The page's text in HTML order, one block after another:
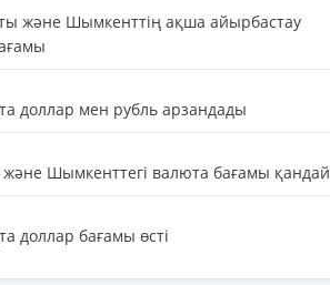
және Шымкенттің ақша айырбастау
доллар мен рубль арзандады
Шымкенттегі валюта бағамы қандай
доллар бағамы өсті